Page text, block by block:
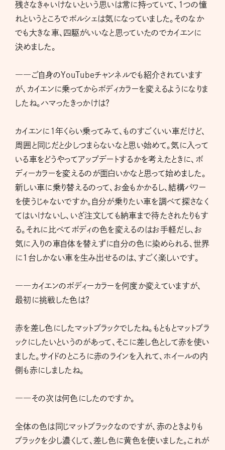
残さなきゃいけないという思いは常に持っていて、1つの憧
れというところでポルシェは気になっていました。そのなか
でも大きな車、四駆がいいなと思っていたのでカイエンに
決めました。
――ご自身のYouTubeチャンネルでも紹介されています
が、カイエンに乗ってからボディカラーを変えるようになりま
したね。ハマったきっかけは？
カイエンに1年くらい乗ってみて、ものすごくいい車だけど、
周囲と同じだと少しつまらないなと思い始めて。気に入って
いる車をどうやってアップデートするかを考えたときに、ボ
ディーカラーを変えるのが面白いかなと思って始めました。
新しい車に乗り替えるのって、お金もかかるし、結構パワー
を使うじゃないですか。自分が乗りたい車を調べて探さなく
てはいけないし、いざ注文しても納車まで待たされたりもす
る。それに比べてボディの色を変えるのはお手軽だし、お
気に入りの車自体を替えずに自分の色に染められる、世界
に1台しかない車を生み出せるのは、すごく楽しいです。
――カイエンのボディーカラーを何度か変えていますが、
最初に挑戦した色は？
赤を差し色にしたマットブラックでしたね。もともとマットブラ
ックにしたいというのがあって、そこに差し色として赤を使い
ました。サイドのところに赤のラインを入れて、ホイールの内
側も赤にしましたね。
――その次は何色にしたのですか。
全体の色は同じマットブラックなのですが、赤のときよりも
ブラックを少し濃くして、差し色に黄色を使いました。これが